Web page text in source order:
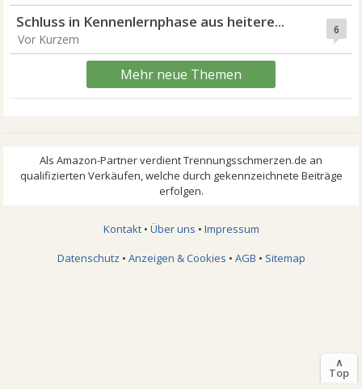
6
Schluss in Kennenlernphase aus heitere...
Vor Kurzem
Mehr neue Themen
Kontakt• Über uns • Impressum
Datenschutz • Anzeigen & Cookies • AGB • Sitemap
∧
Top